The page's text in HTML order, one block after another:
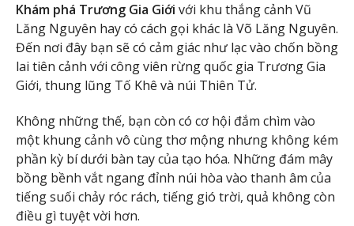
Khám phá Trương Gia Giới với khu thắng cảnh Vũ
Lăng Nguyên hay có cách gọi khác là Võ Lăng Nguyên.
Đến nơi đây bạn sẽ có cảm giác như lạc vào chốn bồng
lai tiên cảnh với công viên rừng quốc gia Trương Gia
Giới, thung lũng Tố Khê và núi Thiên Tử.
Không những thế, bạn còn có cơ hội đắm chìm vào
một khung cảnh vô cùng thơ mộng nhưng không kém
phần kỳ bí dưới bàn tay của tạo hóa. Những đám mây
bồng bềnh vắt ngang đỉnh núi hòa vào thanh âm của
tiếng suối chảy róc rách, tiếng gió trời, quả không còn
điều gì tuyệt vời hơn.